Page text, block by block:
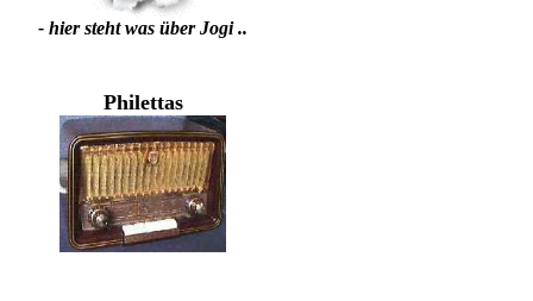
- hier steht was über Jogi ..
Philettas